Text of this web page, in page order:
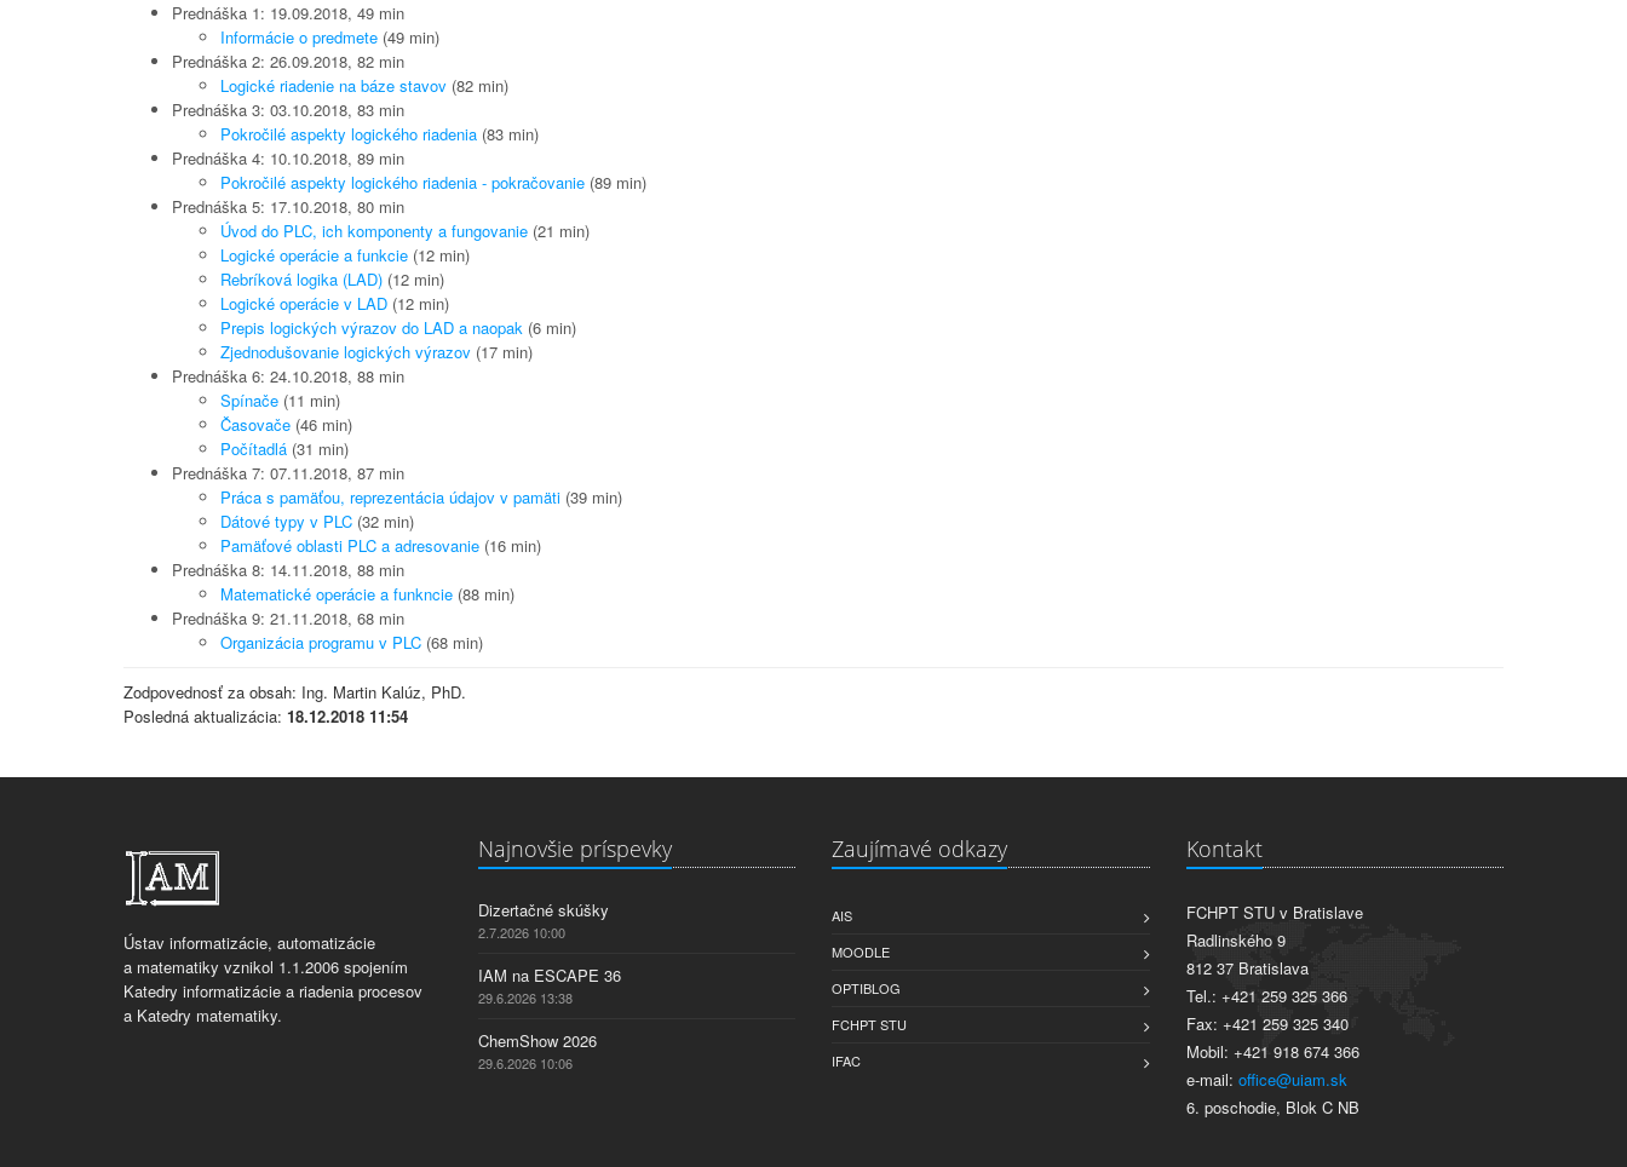
Prednáška 1: 19.09.2018, 49 min
Informácie o predmete (49 min)
Prednáška 2: 26.09.2018, 82 min
Logické riadenie na báze stavov (82 min)
Prednáška 3: 03.10.2018, 83 min
Pokročilé aspekty logického riadenia (83 min)
Prednáška 4: 10.10.2018, 89 min
Pokročilé aspekty logického riadenia - pokračovanie (89 min)
Prednáška 5: 17.10.2018, 80 min
Úvod do PLC, ich komponenty a fungovanie (21 min)
Logické operácie a funkcie (12 min)
Rebríková logika (LAD) (12 min)
Logické operácie v LAD (12 min)
Prepis logických výrazov do LAD a naopak (6 min)
Zjednodušovanie logických výrazov (17 min)
Prednáška 6: 24.10.2018, 88 min
Spínače (11 min)
Časovače (46 min)
Počítadlá (31 min)
Prednáška 7: 07.11.2018, 87 min
Práca s pamäťou, reprezentácia údajov v pamäti (39 min)
Dátové typy v PLC (32 min)
Pamäťové oblasti PLC a adresovanie (16 min)
Prednáška 8: 14.11.2018, 88 min
Matematické operácie a funkncie (88 min)
Prednáška 9: 21.11.2018, 68 min
Organizácia programu v PLC (68 min)
Zodpovednosť za obsah: Ing. Martin Kalúz, PhD.
Posledná aktualizácia: 18.12.2018 11:54
Ústav informatizácie, automatizácie
a matematiky vznikol 1.1.2006 spojením
Katedry informatizácie a riadenia procesov
a Katedry matematiky.
Najnovšie príspevky
Dizertačné skúšky
2.7.2026 10:00
IAM na ESCAPE 36
29.6.2026 13:38
ChemShow 2026
29.6.2026 10:06
Zaujímavé odkazy
AIS
MOODLE
OPTIBLOG
FCHPT STU
IFAC
Kontakt
FCHPT STU v Bratislave
Radlinského 9
812 37 Bratislava
Tel.: +421 259 325 366
Fax: +421 259 325 340
Mobil: +421 918 674 366
e-mail: office@uiam.sk
6. poschodie, Blok C NB